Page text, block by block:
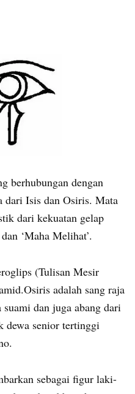
berhubungan dengan
dari Isis dan Osiris. Mata
dari kekuatan gelap
‘Maha Melihat’.
(Tulisan Mesir
adalah sang raja
dan juga abang dari
dewa senior tertinggi
sebagai figur laki-